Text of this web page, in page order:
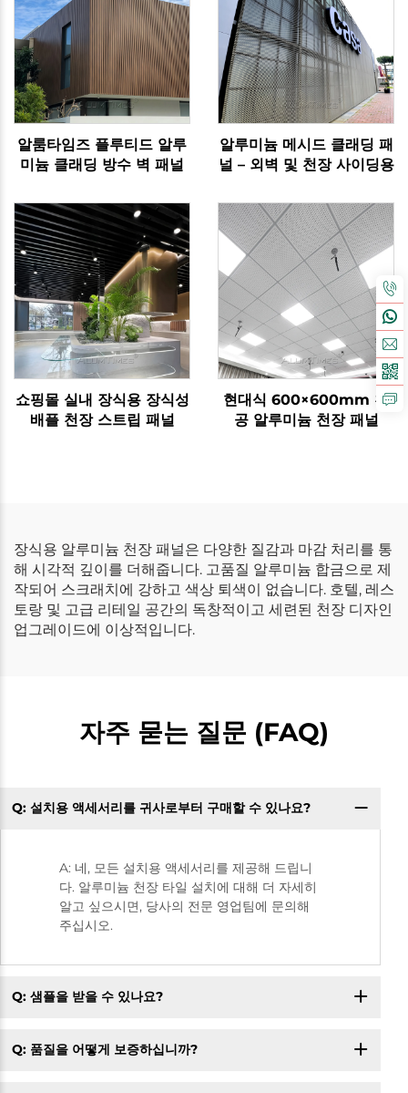
알룸타임즈 플루티드 알루
미늄 클래딩 방수 벽 패널
알루미늄 메시드 클래딩 패
널 – 외벽 및 천장 사이딩용
쇼핑몰 실내 장식용 장식성
배플 천장 스트립 패널
현대식 600×600mm 천
공 알루미늄 천장 패널
장식용 알루미늄 천장 패널은 다양한 질감과 마감 처리를 통
해 시각적 깊이를 더해줍니다. 고품질 알루미늄 합금으로 제
작되어 스크래치에 강하고 색상 퇴색이 없습니다. 호텔, 레스
토랑 및 고급 리테일 공간의 독창적이고 세련된 천장 디자인
업그레이드에 이상적입니다.
자주 묻는 질문 (FAQ)
Q: 설치용 액세서리를 귀사로부터 구매할 수 있나요?
A: 네, 모든 설치용 액세서리를 제공해 드립니
다. 알루미늄 천장 타일 설치에 대해 더 자세히
알고 싶으시면, 당사의 전문 영업팀에 문의해
주십시오.
Q: 샘플을 받을 수 있나요?
Q: 품질을 어떻게 보증하십니까?